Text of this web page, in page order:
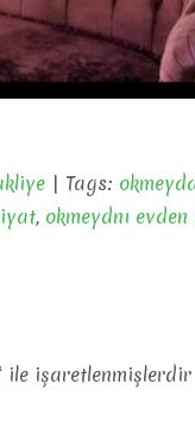
| Tags:
, okmeydnı
ile işaretlenmişlerdir